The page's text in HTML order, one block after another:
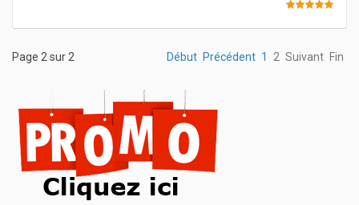
Début Précédent 1 2 Suivant Fin
Page 2 sur 2